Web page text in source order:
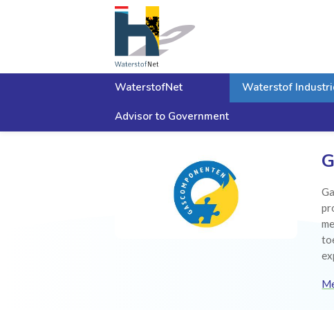
WaterstofNet Waterstof
Advisor to Government
Home Waterstof Industrie Cluster